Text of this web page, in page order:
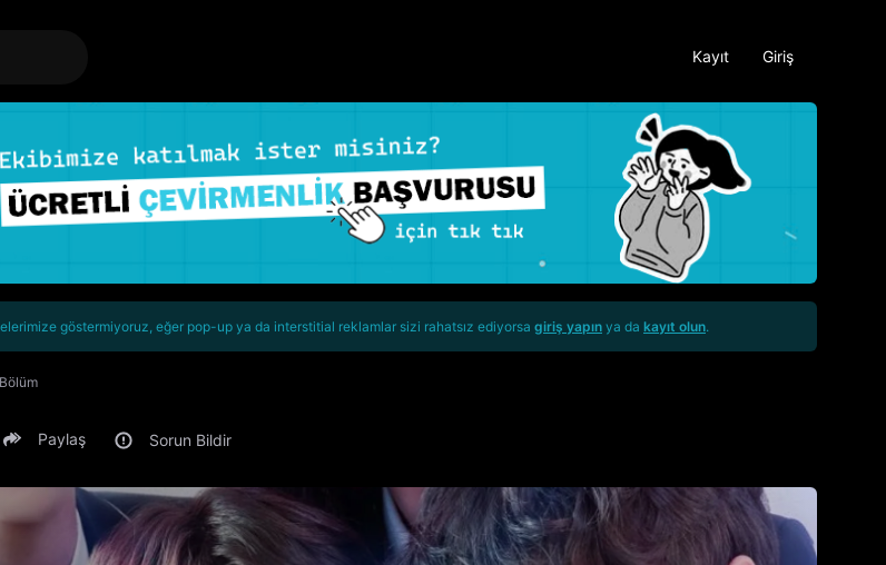
Kayıt Giriş
göstermiyoruz, eğer pop-up ya da interstitial reklamlar sizi rahatsız ediyorsa giriş yapın ya da kayıt olun.
Paylaş Sorun Bildir